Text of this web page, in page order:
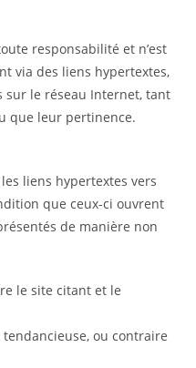
responsabilité et n’est
via des liens hypertextes,
sur le réseau Internet, tant
que leur pertinence.
liens hypertextes vers
que ceux-ci ouvrent
de manière non
le site citant et le
ou contraire